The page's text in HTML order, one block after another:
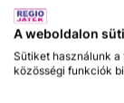
A weboldalon
Sütiket használunk a
közösségi funkciók